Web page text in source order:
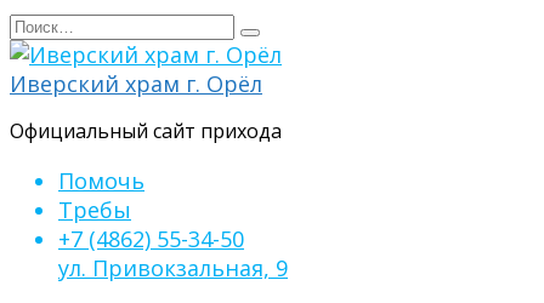
Перейти
к
содержанию
Search
for:
Иверский храм г. Орёл
Официальный сайт прихода
Помочь
Требы
+7 (4862) 55-34-50
ул. Привокзальная, 9